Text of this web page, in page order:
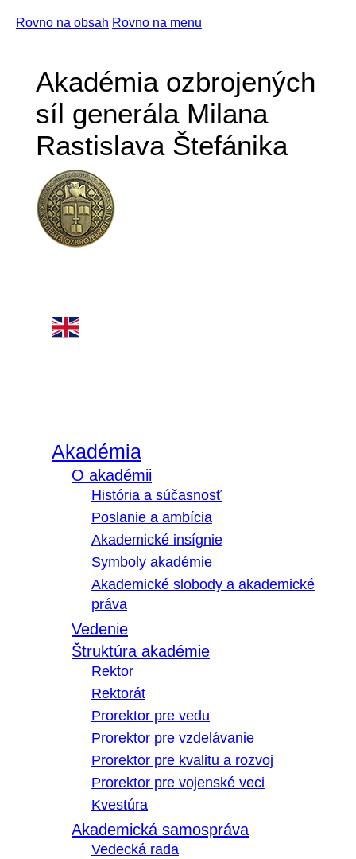
Rovno na obsah Rovno na menu
Akadémia ozbrojených
síl generála Milana
Rastislava Štefánika
Akadémia
O akadémii
História a súčasnosť
Poslanie a ambícia
Akademické insígnie
Symboly akadémie
Akademické slobody a akademické
práva
Vedenie
Štruktúra akadémie
Rektor
Rektorát
Prorektor pre vedu
Prorektor pre vzdelávanie
Prorektor pre kvalitu a rozvoj
Prorektor pre vojenské veci
Kvestúra
Akademická samospráva
Vedecká rada